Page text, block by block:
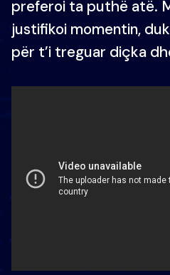
preferoi ta puthë atë.
justifikoi momentin,
për t’i treguar diçka